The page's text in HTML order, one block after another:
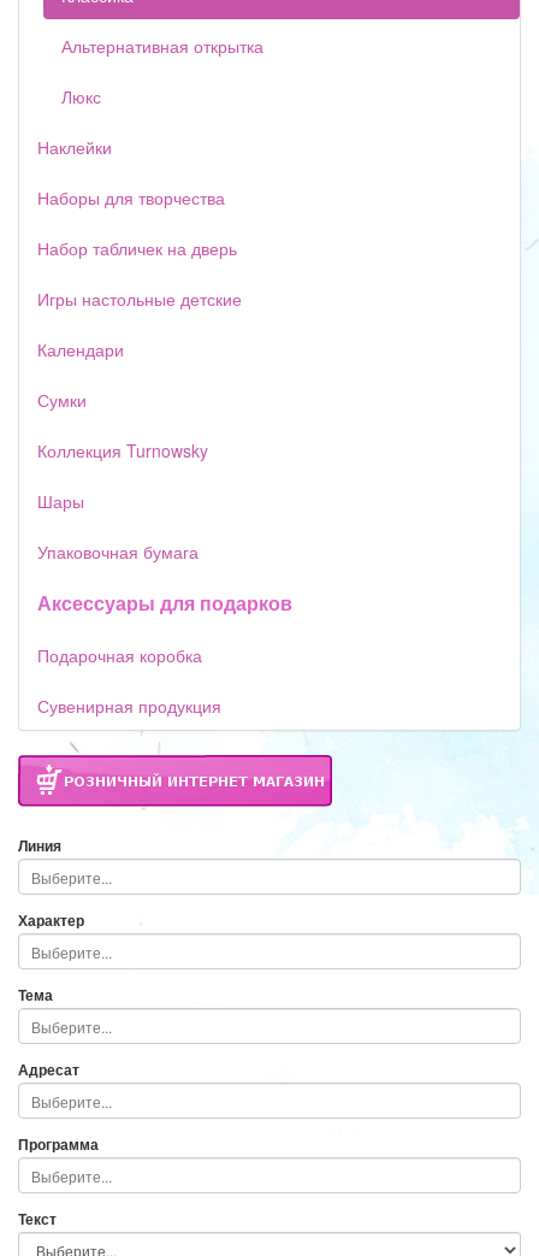
Альтернативная открытка
Люкс
Наклейки
Наборы для творчества
Набор табличек на дверь
Игры настольные детские
Календари
Сумки
Коллекция Turnowsky
Шары
Упаковочная бумага
Аксессуары для подарков
Подарочная коробка
Сувенирная продукция
Линия
Характер
Тема
Адресат
Программа
Текст